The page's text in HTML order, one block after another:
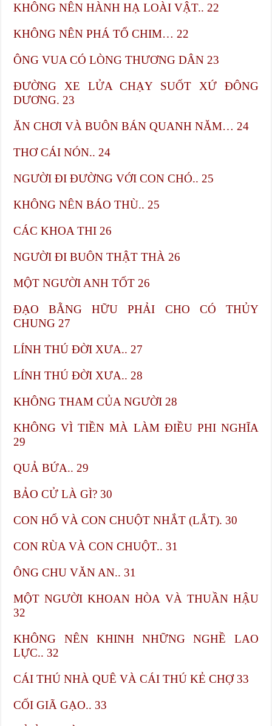
KHÔNG NÊN HÀNH HẠ LOÀI VẬT.. 22
KHÔNG NÊN PHÁ TỔ CHIM… 22
ÔNG VUA CÓ LÒNG THƯƠNG DÂN​ 23
ĐƯỜNG XE LỬA CHẠY SUỐT XỨ ĐÔNG
DƯƠNG.​ 23
ĂN CHƠI VÀ BUÔN BÁN QUANH NĂM… 24
THƠ CÁI NÓN.. 24
NGƯỜI ĐI ĐƯỜNG VỚI CON CHÓ.. 25
KHÔNG NÊN BÁO THÙ.. 25
CÁC KHOA THI​ 26
NGƯỜI ĐI BUÔN THẬT THÀ​ 26
MỘT NGƯỜI ANH TỐT​ 26
ĐẠO BẰNG HỮU PHẢI CHO CÓ THỦY
CHUNG​ 27
LÍNH THÚ ĐỜI XƯA.. 27
LÍNH THÚ ĐỜI XƯA.. 28
KHÔNG THAM CỦA NGƯỜI 28
KHÔNG VÌ TIỀN MÀ LÀM ĐIỀU PHI NGHĨA​
29
QUẢ BỨA.. 29
BẢO CỬ LÀ GÌ?​ 30
CON HỔ VÀ CON CHUỘT NHẮT (LẮT). 30
CON RÙA VÀ CON CHUỘT.. 31
ÔNG CHU VĂN AN.. 31
MỘT NGƯỜI KHOAN HÒA VÀ THUẦN HẬU​
32
KHÔNG NÊN KHINH NHỮNG NGHỀ LAO
LỰC.. 32
CÁI THÚ NHÀ QUÊ VÀ CÁI THÚ KẺ CHỢ​ 33
CỐI GIÃ GẠO.. 33